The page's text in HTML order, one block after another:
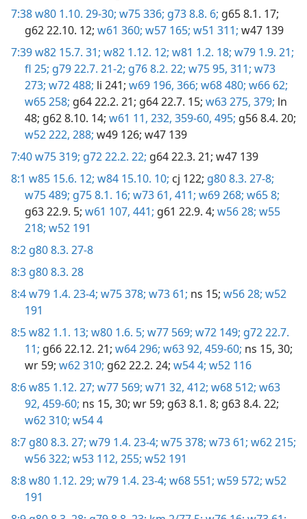
7:38w80 1.10. 29-30; w75 336; g73 8.8. 6; g65 8.1. 17;
g62 22.10. 12; w61 360; w57 165; w51 311; w47 139
7:39w82 15.7. 31; w82 1.12. 12; w81 1.2. 18; w79 1.9. 21;
fl 25; g79 22.7. 21-2; g76 8.2. 22; w75 95, 311; w73
273; w72 488; li 241; w69 196, 366; w68 480; w66 62;
w65 258; g64 22.2. 21; g64 22.7. 15; w63 275, 379; ln
48; g62 8.10. 14; w61 11, 232, 359-60, 495; g56 8.4. 20;
w52 222, 288; w49 126; w47 139
7:40w75 319; g72 22.2. 22; g64 22.3. 21; w47 139
8:1 w85 15.6. 12; w84 15.10. 10; cj 122; g80 8.3. 27-8;
w75 489; g75 8.1. 16; w73 61, 411; w69 268; w65 8;
g63 22.9. 5; w61 107, 441; g61 22.9. 4; w56 28; w55
218; w52 191
8:2 g80 8.3. 27-8
8:3 g80 8.3. 28
8:4w79 1.4. 23-4; w75 378; w73 61; ns 15; w56 28; w52
191
8:5w82 1.1. 13; w80 1.6. 5; w77 569; w72 149; g72 22.7.
11; g66 22.12. 21; w64 296; w63 92, 459-60; ns 15, 30;
wr 59; w62 310; g62 22.2. 24; w54 4; w52 116
8:6w85 1.12. 27; w77 569; w71 32, 412; w68 512; w63
92, 459-60; ns 15, 30; wr 59; g63 8.1. 8; g63 8.4. 22;
w62 310; w54 4
8:7 g80 8.3. 27; w79 1.4. 23-4; w75 378; w73 61; w62 215;
w56 322; w53 112, 255; w52 191
8:8w80 1.12. 29; w79 1.4. 23-4; w68 551; w59 572; w52
191